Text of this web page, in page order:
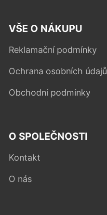
VŠE O NÁKUPU
Reklamační podmínky
Ochrana osobních údajů
Obchodní podmínky
O SPOLEČNOSTI
Kontakt
O nás